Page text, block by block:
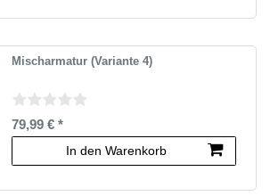
Mischarmatur (Variante 4)
79,99 € *
In den Warenkorb